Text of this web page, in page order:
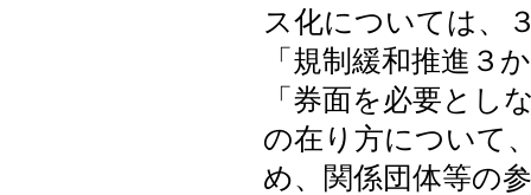
ス化については、
「規制緩和推進３
「券面を必要とし
の在り方について
め、関係団体等の